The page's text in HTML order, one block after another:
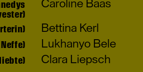
Caroline Baas
Bettina Kerl
Lukhanyo Bele
Clara Liepsch